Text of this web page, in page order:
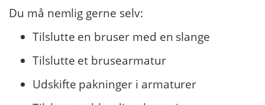
Du må nemlig gerne selv:
Tilslutte en bruser med en slange
Tilslutte et brusearmatur
Udskifte pakninger i armaturer